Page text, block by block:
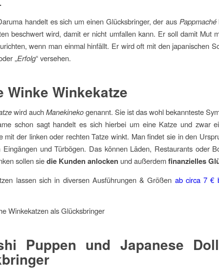
handelt es sich um einen Glücksbringer, der aus Pappmaché
beschwert wird, damit er nicht umfallen kann. Er soll damit Mut
wenn man einmal hinfällt. Er wird oft mit den japanischen
„Erfolg“ versehen.
Winke Winkekatze
wird auchManekinekogenannt. Sie ist das wohl bekannteste
schon sagt handelt es sich hierbei um eine Katze und zwar
mit der linken oder rechten Tatze winkt. Man findet sie in den
Eingängen und Türbögen. Das können Läden, Restaurants oder
sollen siedie Kunden anlocken und außerdemfinanzielles
lassen sich in diversen Ausführungen & Größen ab circa 7 €
Puppen und Japanese